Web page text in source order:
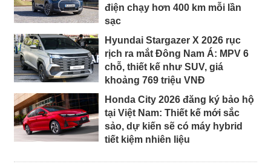
điện chạy hơn 400 km mỗi lần
sạc
Hyundai Stargazer X 2026 rục
rịch ra mắt Đông Nam Á: MPV 6
chỗ, thiết kế như SUV, giá
khoảng 769 triệu VNĐ
Honda City 2026 đăng ký bảo hộ
tại Việt Nam: Thiết kế mới sắc
sảo, dự kiến sẽ có máy hybrid
tiết kiệm nhiên liệu